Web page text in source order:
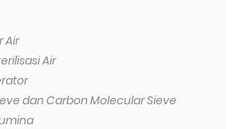
Air
Air
dan Carbon Molecular Sieve